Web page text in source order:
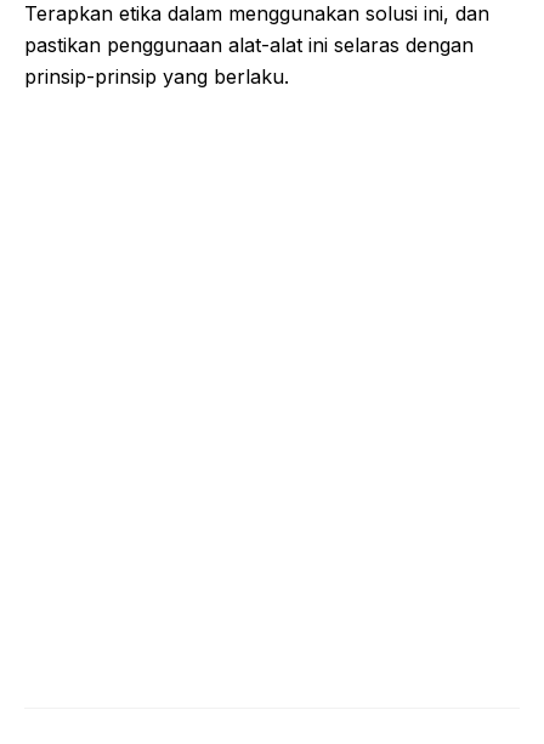
Terapkan etika dalam menggunakan solusi ini, dan
pastikan penggunaan alat-alat ini selaras dengan
prinsip-prinsip yang berlaku.